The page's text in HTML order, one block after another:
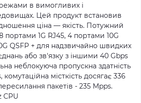
в вимогливих і
Цей продукт встановив
ціна — якість. Потужний
портами 1G RJ45, 4 портами 10G
QSFP + для надзвичайно швидких
або зв'язку з іншими 40 Gbps
неблокуюча пропускна здатність
комутаційна місткість досягає 336
пакетів - 235 Mpps.
CPU